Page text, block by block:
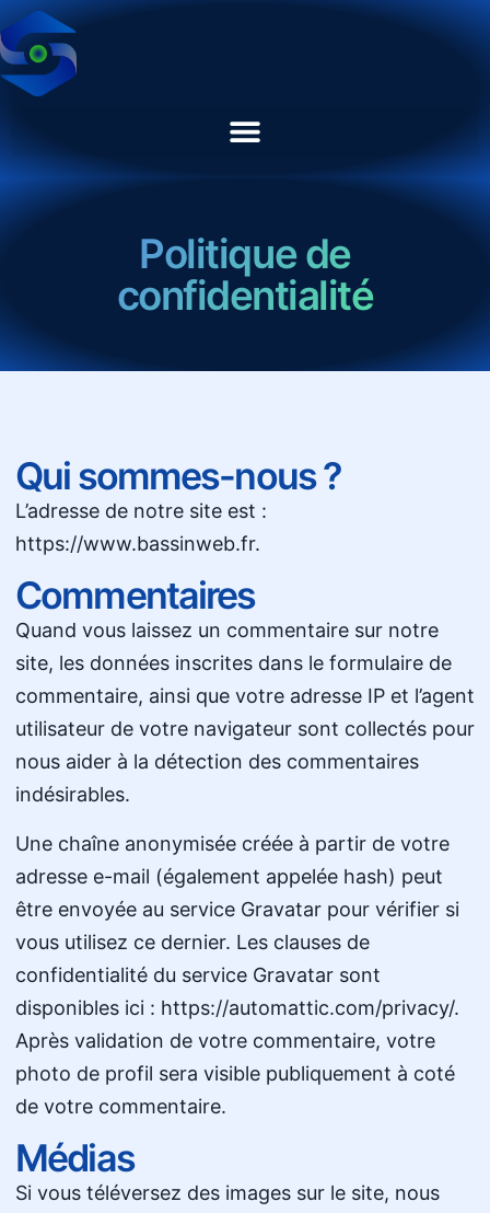
Politique de
confidentialité
Qui sommes-nous ?
L’adresse de notre site est :
https://www.bassinweb.fr.
Commentaires
Quand vous laissez un commentaire sur notre
site, les données inscrites dans le formulaire de
commentaire, ainsi que votre adresse IP et l’agent
utilisateur de votre navigateur sont collectés pour
nous aider à la détection des commentaires
indésirables.
Une chaîne anonymisée créée à partir de votre
adresse e-mail (également appelée hash) peut
être envoyée au service Gravatar pour vérifier si
vous utilisez ce dernier. Les clauses de
confidentialité du service Gravatar sont
disponibles ici : https://automattic.com/privacy/.
Après validation de votre commentaire, votre
photo de profil sera visible publiquement à coté
de votre commentaire.
Médias
Si vous téléversez des images sur le site, nous